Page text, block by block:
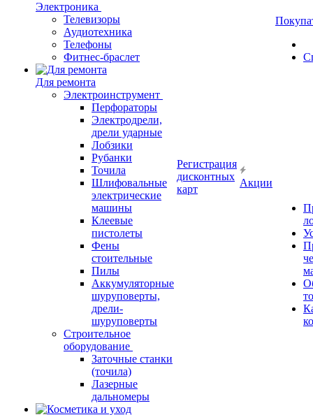
Электроника
Телевизоры
Аудиотехника
Телефоны
Фитнес-браслет
Для ремонта
Электроинструмент
Перфораторы
Электродрели,
дрели ударные
Лобзики
Рубанки
Точила
Шлифовальные
электрические
машины
Клеевые
пистолеты
Фены
стоительные
Пилы
Аккумуляторные
шуруповерты,
дрели-
шуруповерты
Строительное
оборудование
Заточные станки
(точила)
Лазерные
дальномеры
Регистрация
дисконтных
карт
Акции